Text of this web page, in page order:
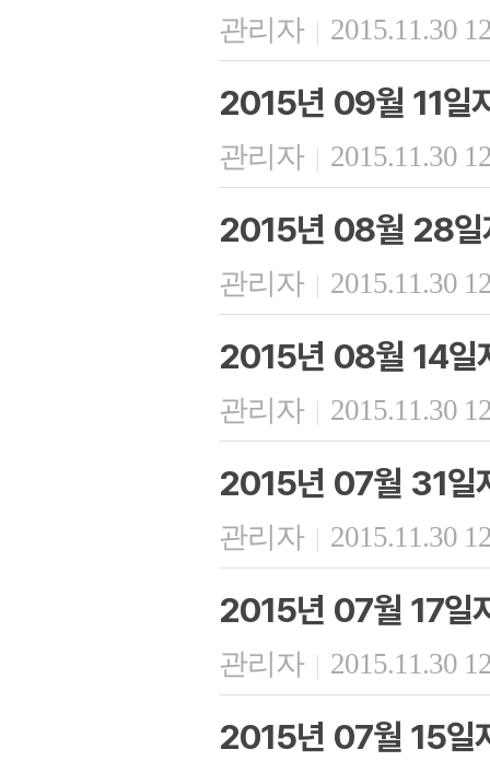
관리자 | 2015.11.30
2015년 09월 11일
관리자 | 2015.11.30
2015년 08월 28일
관리자 | 2015.11.30
2015년 08월 14일
관리자 | 2015.11.30
2015년 07월 31일
관리자 | 2015.11.30
2015년 07월 17일
관리자 | 2015.11.30
2015년 07월 15일